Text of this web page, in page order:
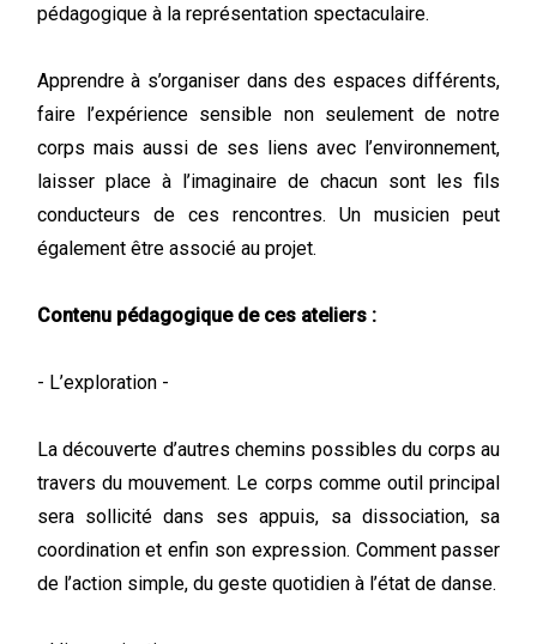
pédagogique à la représentation spectaculaire.
Apprendre à s’organiser dans des espaces différents,
faire l’expérience sensible non seulement de notre
corps mais aussi de ses liens avec l’environnement,
laisser place à l’imaginaire de chacun sont les fils
conducteurs de ces rencontres. Un musicien peut
également être associé au projet.
Contenu pédagogique de ces ateliers :
- L’exploration -
La découverte d’autres chemins possibles du corps au
travers du mouvement. Le corps comme outil principal
sera sollicité dans ses appuis, sa dissociation, sa
coordination et enfin son expression. Comment passer
de l’action simple, du geste quotidien à l’état de danse.